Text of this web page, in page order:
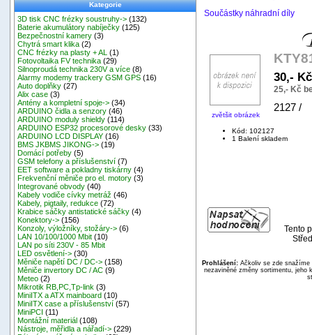
Kategorie
3D tisk CNC frézky soustruhy-> (132)
Baterie akumulátory nabíječky (125)
Bezpečnostní kamery (3)
Chytrá smart klika (2)
CNC frézky na plasty + AL
(1)
Fotovoltaika FV technika (29)
Silnoproudá technika 230V a více (8)
Alarmy modemy trackery GSM GPS (16)
Auto doplňky (27)
Alix case (3)
Antény a kompletní spoje-> (34)
ARDUINO čidla a senzory (46)
ARDUINO moduly shieldy (114)
ARDUINO ESP32 procesorové desky (33)
ARDUINO LCD DISPLAY (16)
BMS JKBMS JIKONG-> (19)
Domácí potřeby (5)
GSM telefony a příslušenství (7)
EET software a pokladny tiskárny (4)
Frekvenční měniče pro el. motory (3)
Integrované obvody (40)
Kabely vodiče cívky metráž (46)
Kabely, pigtaily, redukce (72)
Krabice sáčky antistatické sáčky (4)
Konektory-> (156)
Konzoly, výložníky, stožáry-> (6)
LAN 10/100/1000 Mbit (10)
LAN po síti 230V - 85 Mbit
LED osvětlení-> (30)
Měniče napětí DC / DC-> (158)
Měniče invertory DC / AC (9)
Meteo (2)
Mikrotik RB,PC,Tp-link (3)
MiniITX a ATX mainboard (10)
MiniITX case a příslušenství (57)
MiniPCI (11)
Montážní materiál (108)
Nástroje, měřidla a nářadí-> (229)
Součástky náhradní díly
zvětšit obrázek
30,-
25,- Kč
2127 /
Kód: 102127
1 Balení skladem
Tento
Prohlášení:Ačkoliv se zde snažíme
nezaviněné změny sortimentu, jeho